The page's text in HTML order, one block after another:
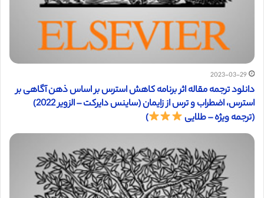
2023-03-29
دانلود ترجمه مقاله اثر برنامه کاهش استرس بر اساس ذهن آگاهی بر
استرس، اضطراب و ترس از زایمان (ساینس دایرکت – الزویر 2022)
(ترجمه ویژه – طلایی
)